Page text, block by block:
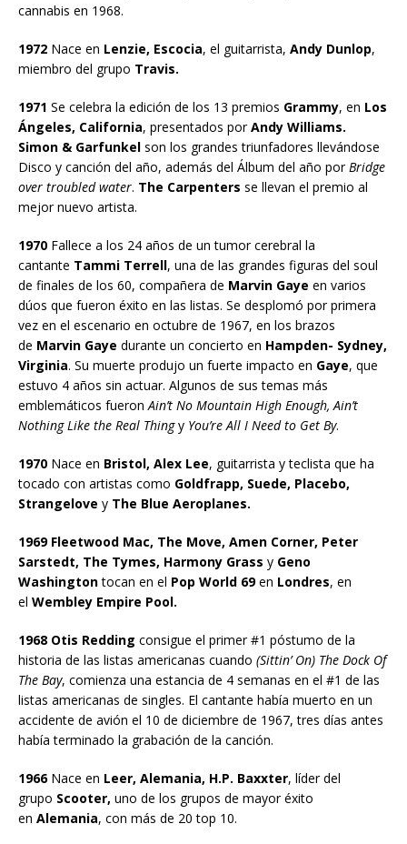
cannabis en 1968.
1972 Nace en Lenzie, Escocia, el guitarrista, Andy Dunlop,
miembro del grupo Travis.
1971 Se celebra la edición de los 13 premios Grammy, en Los
Ángeles, California, presentados porAndy Williams.
Simon & Garfunkel son los grandes triunfadores llevándose
Disco y canción del año, además del Álbum del año por Bridge
over troubled water. The Carpenters se llevan el premio al
mejor nuevo artista.
1970 Fallece a los 24 años de un tumor cerebral la
cantante Tammi Terrell, una de las grandes figuras del soul
de finales de los 60, compañera de Marvin Gaye en varios
dúos que fueron éxito en las listas. Se desplomó por primera
vez en el escenario en octubre de 1967, en los brazos
de Marvin Gaye durante un concierto en Hampden- Sydney,
Virginia. Su muerte produjo un fuerte impacto en Gaye, que
estuvo 4 años sin actuar. Algunos de sus temas más
emblemáticos fueron Ain’t No Mountain High Enough, Ain’t
Nothing Like the Real Thingy You’re All I Need to Get By.
1970 Nace en Bristol, Alex Lee, guitarrista y teclista que ha
tocado con artistas como Goldfrapp, Suede, Placebo,
Strangelove y The Blue Aeroplanes.
1969 Fleetwood Mac, The Move, Amen Corner, Peter
Sarstedt, The Tymes, Harmony Grass y Geno
Washingtontocan en el Pop World 69en Londres, en
el Wembley Empire Pool.
1968 Otis Redding consigue el primer #1 póstumo de la
historia de las listas americanas cuando (Sittin’ On) The Dock Of
The Bay, comienza una estancia de 4 semanas en el #1 de las
listas americanas de singles. El cantante había muerto en un
accidente de avión el 10 de diciembre de 1967, tres días antes
había terminado la grabación de la canción.
1966Nace en Leer, Alemania, H.P. Baxxter, líder del
grupo Scooter, uno de los grupos de mayor éxito
en Alemania, con más de 20 top 10.